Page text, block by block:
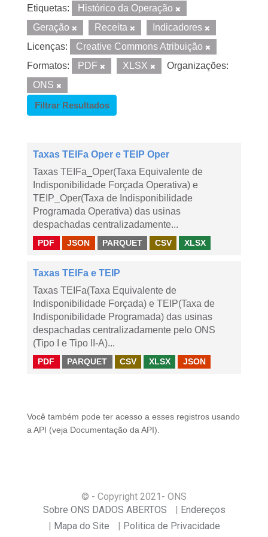
Etiquetas:
Histórico da Operação
Geração
Receita
Indicadores
Licenças:
Creative Commons Atribuição
Formatos:
PDF XLSX
Organizações:
ONS
Filtrar Resultados
Taxas TEIFa Oper e TEIP Oper
Taxas TEIFa_Oper(Taxa Equivalente de
Indisponibilidade Forçada Operativa) e
TEIP_Oper(Taxa de Indisponibilidade
Programada Operativa) das usinas
despachadas centralizadamente...
PDF JSON PARQUET CSV XLSX
Taxas TEIFa e TEIP
Taxas TEIFa(Taxa Equivalente de
Indisponibilidade Forçada) e TEIP(Taxa de
Indisponibilidade Programada) das usinas
despachadas centralizadamente pelo ONS
(Tipo I e Tipo II-A)...
PDF PARQUET CSV XLSX JSON
Você também pode ter acesso a esses registros usando
a API (veja Documentação da API ).
© - Copyright 2021 - ONS
Sobre ONS DADOS ABERTOS
Endereços
Mapa do Site
Politica de Privacidade